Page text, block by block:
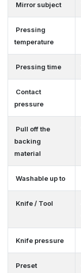
Mirror subject
Pressing
temperature
Pressing time
Contact
pressure
Pull off the
backing
material
Washable up to
Knife / Tool
Knife pressure
Preset